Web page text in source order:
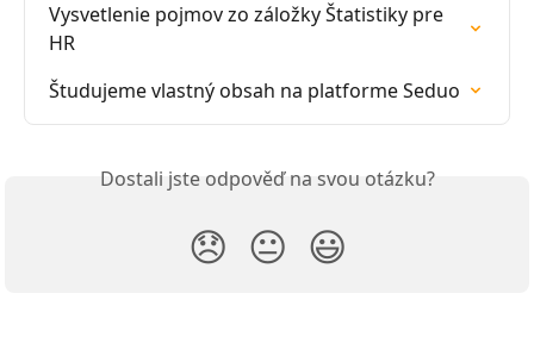
Vysvetlenie pojmov zo záložky Štatistiky pre
HR
Študujeme vlastný obsah na platforme Seduo
Dostali jste odpověď na svou otázku?
😞 😐 😃